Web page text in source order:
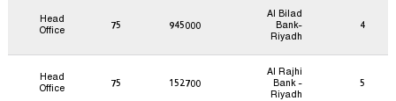
4
Al Bilad
Bank-
Riyadh
945000
75
Head
Office
5
Al Rajhi
Bank -
Riyadh
152700
75
Head
Office